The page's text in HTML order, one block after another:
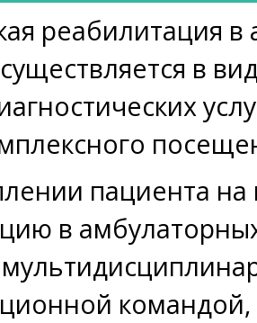
реабилитация в
в
пациента
в
командой